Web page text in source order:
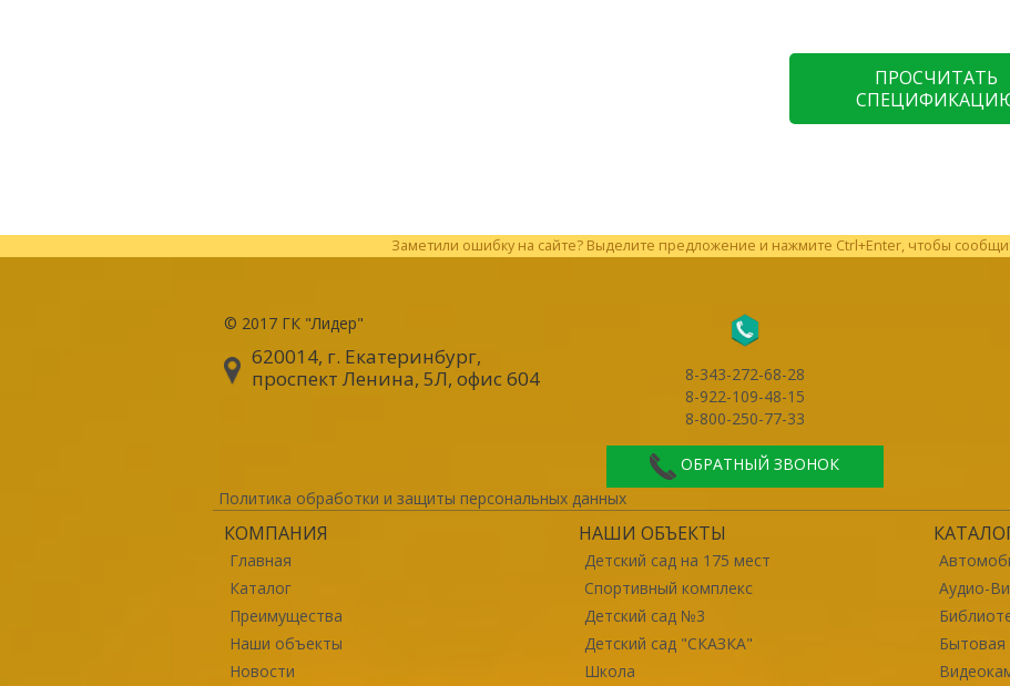
ПРОСЧИТАТЬ
Заметили ошибку на сайте? Выделите предложение и нажмите Ctrl+Enter, чтобы
© 2017 ГК "Лидер"
620014, г. Екатеринбург,
проспект Ленина, 5Л, офис 604
8-343-272-68-28
8-922-109-48-15
8-800-250-77-33
ОБРАТНЫЙ ЗВОНОК
Политика обработки и защиты персональных данных
КОМПАНИЯ
Главная
Каталог
Преимущества
Наши объекты
Новости
НАШИ ОБЪЕКТЫ
Детский сад на 175 мест
Спортивный комплекс
Детский сад №3
Детский сад "СКАЗКА"
Школа
Аудио-
Бытовая